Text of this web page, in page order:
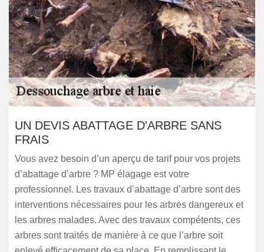
UN DEVIS ABATTAGE D'ARBRE SANS
FRAIS
Vous avez besoin d’un aperçu de tarif pour vos projets
d’abattage d’arbre ? MP élagage est votre
professionnel. Les travaux d’abattage d’arbre sont des
interventions nécessaires pour les arbres dangereux et
les arbres malades. Avec des travaux compétents, ces
arbres sont traités de manière à ce que l’arbre soit